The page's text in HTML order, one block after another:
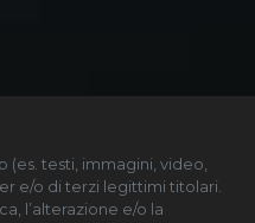
testi, immagini, video,
e/o di terzi legittimi titolari.
l’alterazione e/o la